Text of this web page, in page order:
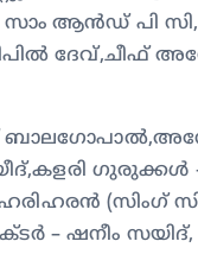
സാം ആൻഡ് പി സി,
ദേവ്,ചീഫ്
ഗുരുക്കൾ –
(സിംഗ്
– ഷനീം സയിദ്,